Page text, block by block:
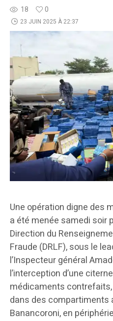
18 0
23 JUIN 2025 À 22:37
Une opération digne des
a été menée samedi soir
Direction du
Fraude (DRLF), sous le
l’Inspecteur général
l’interception d’une
médicaments
dans des compartiments
Banancoroni, en